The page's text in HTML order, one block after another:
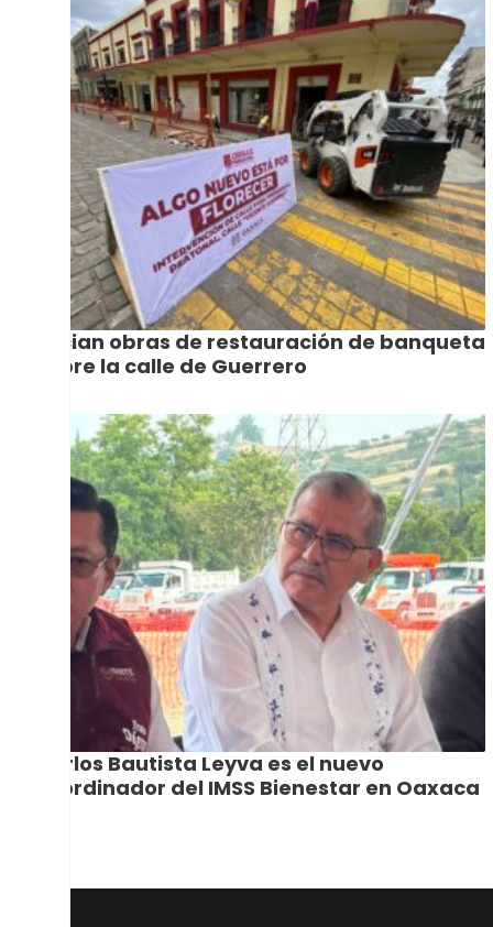
Inician obras de restauración de banqueta
sobre la calle de Guerrero
Carlos Bautista Leyva es el nuevo
coordinador del IMSS Bienestar en Oaxaca